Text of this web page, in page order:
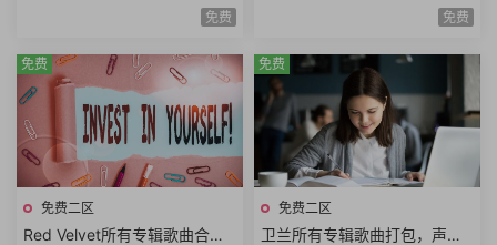
集，张惠妹的嗓音与蔡依林的
免费
集，韩国青春美少女演唱组合
免费
免费二区
Red Velvet所有专辑歌曲合
免费
免费二区
卫兰所有专辑歌曲打包，声音
免费